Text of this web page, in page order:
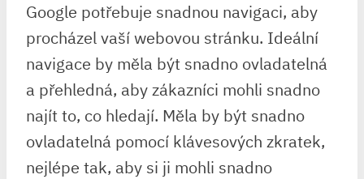
Google potřebuje snadnou navigaci, aby
procházel vaší webovou stránku. Ideální
navigace by měla být snadno ovladatelná
a přehledná, aby zákazníci mohli snadno
najít to, co hledají. Měla by být snadno
ovladatelná pomocí klávesových zkratek,
nejlépe tak, aby si ji mohli snadno